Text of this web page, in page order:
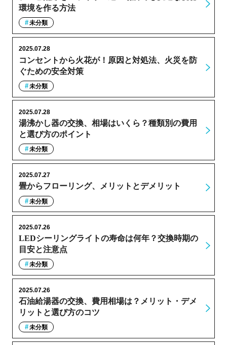
環境を作る方法
未分類
コンセントから火花が！原因と対処法、火災を防
ぐための安全対策
2025.07.28
未分類
湯沸かし器の交換、相場はいくら？種類別の費用
と選び方のポイント
2025.07.28
未分類
畳からフローリング、メリットとデメリット
2025.07.27
未分類
LEDシーリングライトの寿命は何年？交換時期の
目安と注意点
2025.07.26
未分類
石油給湯器の交換、費用相場は？メリット・デメ
リットと選び方のコツ
2025.07.26
未分類